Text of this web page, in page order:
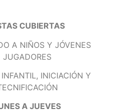
CUBIERTAS
A NIÑOS Y JÓVENES
JUGADORES
INICIACIÓN Y
A JUEVES